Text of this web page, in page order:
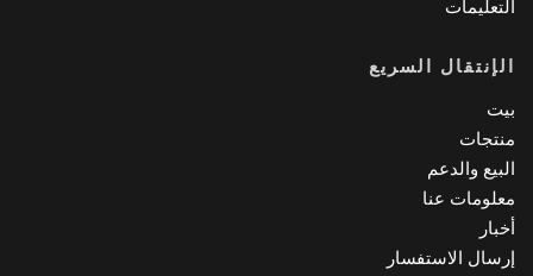
السريع
والدعم
عنا
الاستفسار